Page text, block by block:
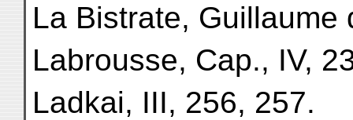
La Bistrate, Guillaume
Labrousse, Cap., IV,
Ladkai, III, 256, 257.